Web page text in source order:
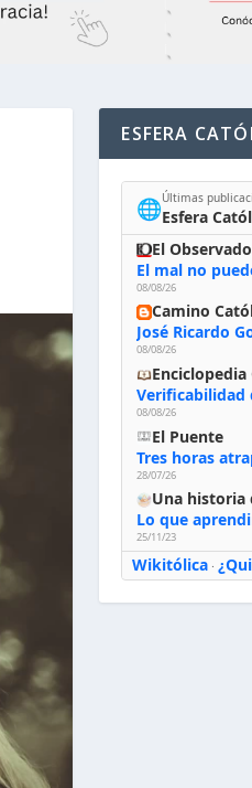
ESFERA
🌐Últimas
Esfera
08/08/26
Camino
08/08/26
Enciclopedia
08/08/26
El Puente
28/07/26
Una historia
25/11/23
Wikitólica·